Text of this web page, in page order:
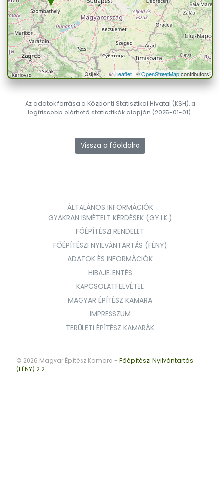
Leaflet| ©OpenStreetMapcontributors
Az adatok forrása a Központi Statisztikai Hivatal (KSH), a
legfrissebb elérhető statisztikák alapján (2025-01-01).
Vissza a főoldalra
ÁLTALÁNOS INFORMÁCIÓK
GYAKRAN ISMÉTELT KÉRDÉSEK (GY.I.K.)
FŐÉPÍTÉSZI RENDELET
FŐÉPÍTÉSZI NYILVÁNTARTÁS (FÉNY)
ADATOK ÉS INFORMÁCIÓK
HIBAJELENTÉS
KAPCSOLATFELVÉTEL
MAGYAR ÉPÍTÉSZ KAMARA
IMPRESSZUM
TERÜLETI ÉPÍTÉSZ KAMARÁK
© 2026 Magyar Építész Kamara - Főépítészi Nyilvántartás
(FÉNY) 2.2